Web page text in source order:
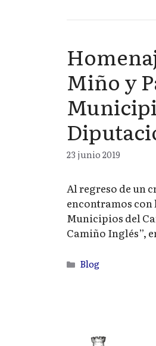
Miño y
23 junio 2019
Al regreso de un
encontramos
Municipios del
Camiño Inglés”,
Categorías
Blog